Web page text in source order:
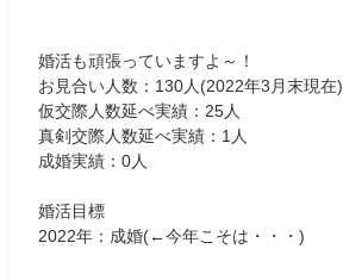
婚活も頑張っていますよ～！
お見合い人数：130人(2022年3月末現在)
仮交際人数延べ実績：25人
真剣交際人数延べ実績：1人
成婚実績：0人
婚活目標
2022年：成婚(←今年こそは・・・)